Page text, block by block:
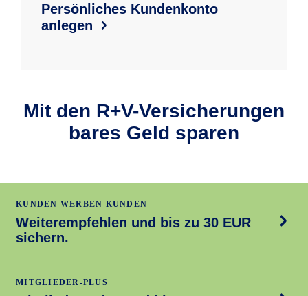
Persönliches Kundenkonto
anlegen
Mit den R+V-Versicherungen
bares Geld sparen
KUNDEN WERBEN KUNDEN
Weiterempfehlen und bis zu 30 EUR
sichern.
MITGLIEDER-PLUS